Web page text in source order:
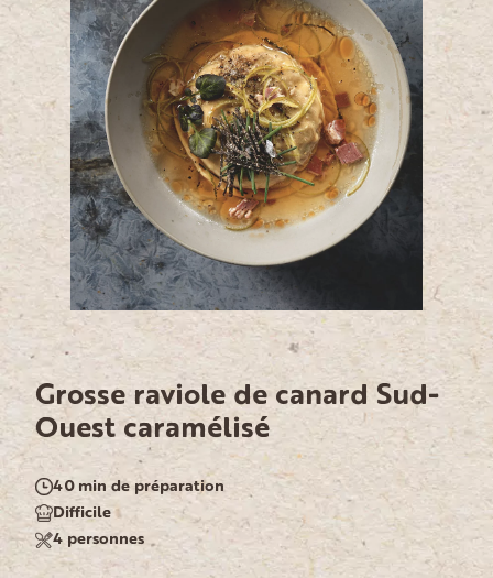
Grosse raviole de canard Sud-
Ouest caramélisé
40 min de préparation
Difficile
4 personnes